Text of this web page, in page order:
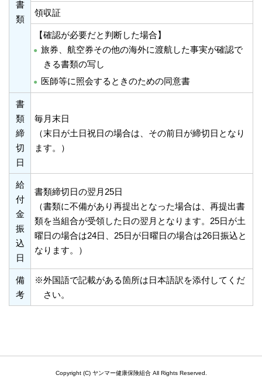
書
類
領収証
【確認が必要だと判断した場合】
旅券、航空券その他の海外に渡航した事実が確認で
きる書類の写し
医師等に照会するときのための同意書
書
類
締
切
日
毎月末日
（末日が土日祝日の場合は、その前日が締切日となり
ます。）
給
付
金
振
込
日
書類締切日の翌月25日
（書類に不備があり再提出となった場合は、再提出書
類を当組合が受領した日の翌月となります。25日が土
曜日の場合は24日、25日が日曜日の場合は26日振込と
なります。）
備
考
※外国語で記載がある箇所は日本語訳を添付してくだ
さい。
Copyright (C) ヤンマー健康保険組合 All Rights Reserved.